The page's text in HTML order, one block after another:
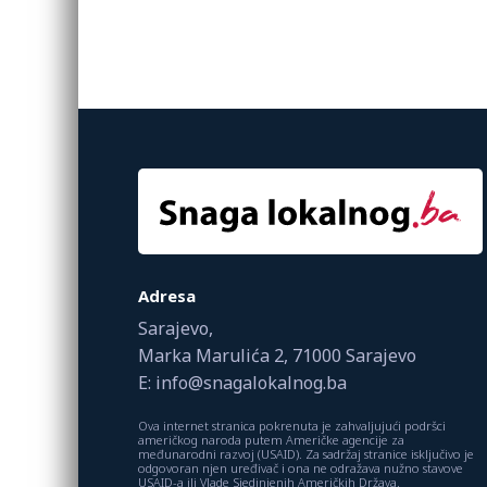
Adresa
Sarajevo,
Marka Marulića 2, 71000 Sarajevo
E: info@snagalokalnog.ba
Ova internet stranica pokrenuta je zahvaljujući podršci
američkog naroda putem Američke agencije za
međunarodni razvoj (USAID). Za sadržaj stranice isključivo je
odgovoran njen uređivač i ona ne odražava nužno stavove
USAID-a ili Vlade Sjedinjenih Američkih Država.